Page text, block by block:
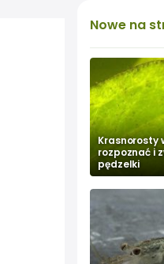
Nowe na
Krasnorosty
rozpoznać i
pędzelki